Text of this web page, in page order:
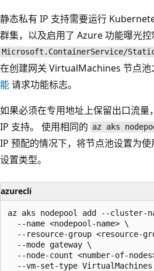
静态私有 IP 支持需要运行
群集，以及启用了 Azure 功能曝光控
Microsoft.ContainerService/
在创建网关 VirtualMachines 节点池
能请求功能标志。
如果必须在专用地址上保留出口流量
IP 支持。 使用相同的 az aks
IP 预配的情况下，将节点池设置为
设置类型。
azurecli
az aks nodepool add --cluster-
  --name <nodepool-name> \
--resource-group <resource-
  --mode gateway \
--node-count <number-of-
--vm-set-type VirtualMachines